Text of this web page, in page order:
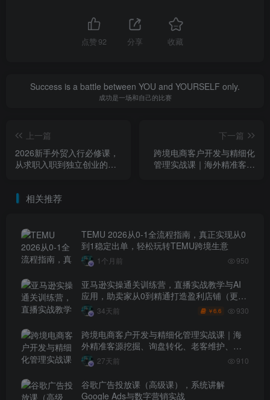
点赞 92 分享 收藏
Success is a battle between YOU and YOURSELF only.
成功是一场和自己的比赛
上一篇
2026新手外贸入行必修课，
从求职入职到独立创业的全
下一篇
跨境电商客户开发与精细化
管理实战课｜海外精准客源
相关推荐
TEMU 2026从0-1全流程指南，真正实现从0
到1稳定出单，轻松玩转TEMU跨境生意
1个月前 950
亚马逊实操通关训练营，直播实战教学与AI
应用，助卖家从0到精通打造盈利店铺（更新
7月3日）
34天前 ￥6.6 930
跨境电商客户开发与精细化管理实战课｜海
外精准客源挖掘、询盘转化、老客维护、客
户分层全流程落地教程
27天前 910
谷歌广告投放课（高级课），系统讲解
Google Ads与数字营销实战